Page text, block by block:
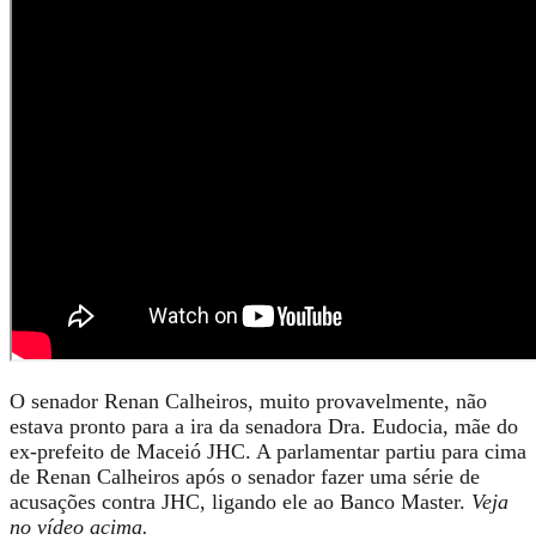
O senador Renan Calheiros, muito provavelmente, não
estava pronto para a ira da senadora Dra. Eudocia, mãe do
ex-prefeito de Maceió JHC. A parlamentar partiu para cima
de Renan Calheiros após o senador fazer uma série de
acusações contra JHC, ligando ele ao Banco Master. Veja
no vídeo acima.